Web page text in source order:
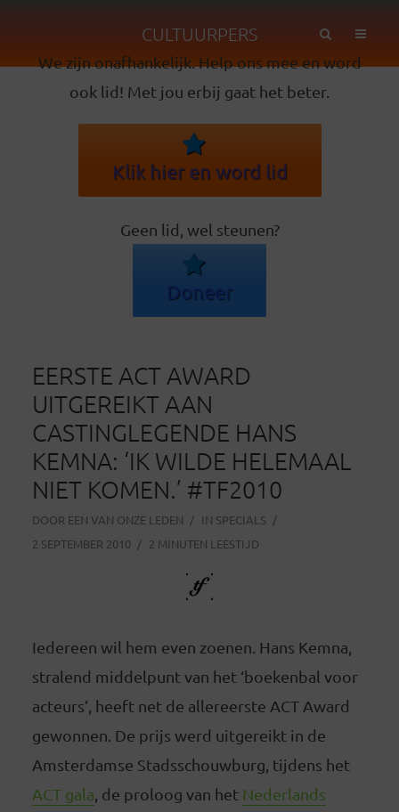
CULTUURPERS
We zijn onafhankelijk. Help ons mee en word
ook lid! Met jou erbij gaat het beter.
Klik hier en word lid
Geen lid, wel steunen?
Doneer
EERSTE ACT AWARD
UITGEREIKT AAN
CASTINGLEGENDE HANS
KEMNA: ‘IK WILDE HELEMAAL
NIET KOMEN.’ #TF2010
DOOR EEN VAN ONZE LEDEN IN SPECIALS
2 SEPTEMBER 2010
2 MINUTEN LEESTIJD
Iedereen wil hem even zoenen. Hans Kemna,
stralend middelpunt van het ‘boekenbal voor
acteurs’, heeft net de allereerste ACT Award
gewonnen. De prijs werd uitgereikt in de
Amsterdamse Stadsschouwburg, tijdens het
ACT gala , de proloog van het Nederlands